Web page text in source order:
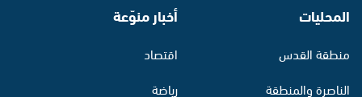
المحليات
منطقة القدس
الناصرة والمنطقة
أخبار منوّعة
اقتصاد
رياضة